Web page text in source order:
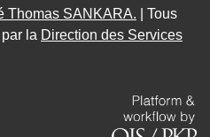
Thomas SANKARA. | Tous
la Direction des Services